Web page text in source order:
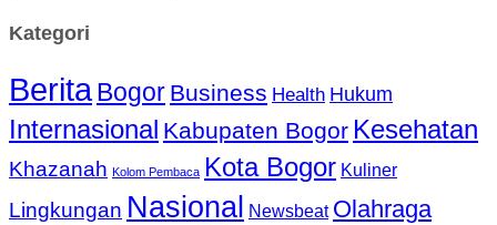
Kategori
BeritaBogor Business Health Hukum
Internasional Kabupaten Bogor Kesehatan
Khazanah Kolom Pembaca Kota Bogor Kuliner
Lingkungan Nasional Newsbeat Olahraga